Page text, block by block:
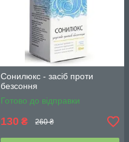
Сонилюкс - засіб проти
безсоння
Готово до відправки
130 ₴ 260 ₴